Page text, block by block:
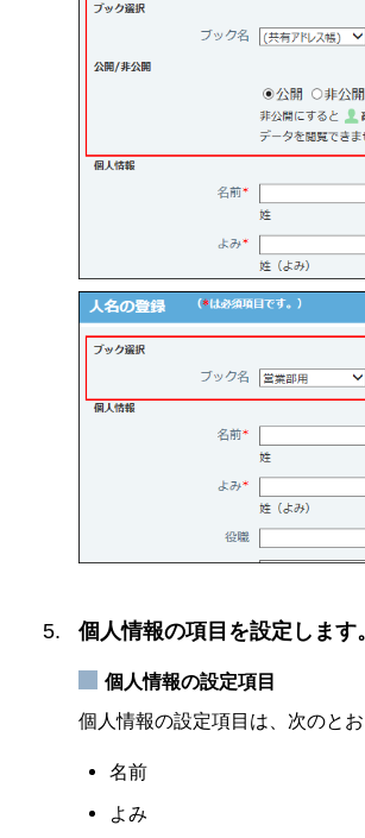
個人情報の項目を設定します。
個人情報の設定項目
個人情報の設定項目は、次のとお
名前
よみ